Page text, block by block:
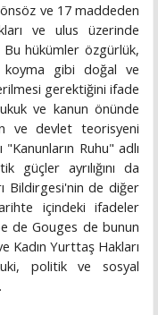
ve 17 maddeden
ve ulus üzerinde
hükümler özgürlük,
koyma gibi doğal ve
gerektiğini ifade
ve kanun önünde
ve devlet teorisyeni
Ruhu" adlı
güçler ayrılığını da
Bildirgesi'nin de diğer
içindeki ifadeler
de Gouges de bunun
Kadın Yurttaş Hakları
politik ve sosyal